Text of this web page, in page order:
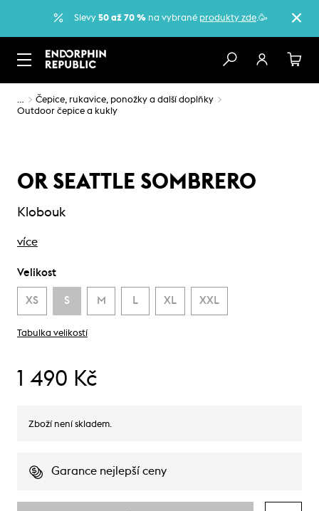
Slevy 50 až 70 % na vybrané produkty zde.🥳
…
Čepice, rukavice, ponožky a další doplňky
Outdoor čepice a kukly
OR SEATTLE SOMBRERO
Klobouk
více
Velikost
XS S M L XL XXL
Tabulka velikostí
1 490 Kč
Zboží není skladem.
Garance nejlepší ceny